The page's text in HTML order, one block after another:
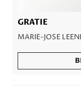
GRATIE
MARIE-JOSE